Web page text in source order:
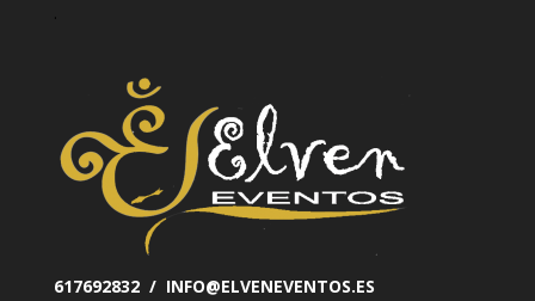
.
617692832 / INFO@ELVENEVENTOS.ES